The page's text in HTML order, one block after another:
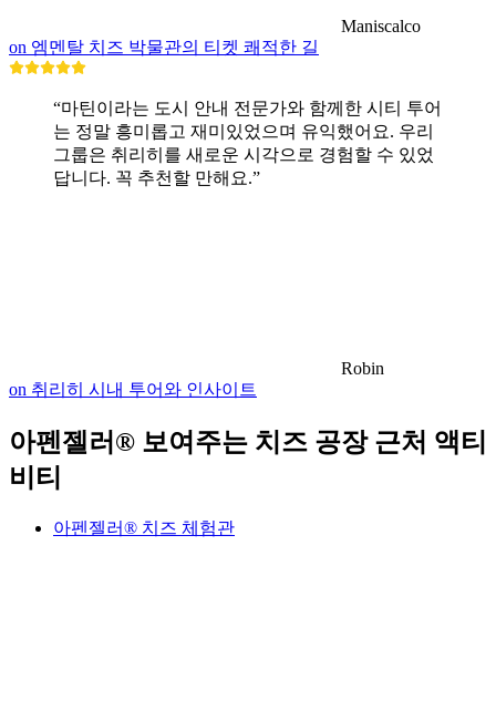
Maniscalco
on 엠멘탈 치즈 박물관의 티켓 쾌적한 길
“마틴이라는 도시 안내 전문가와 함께한 시티 투어
는 정말 흥미롭고 재미있었으며 유익했어요. 우리
그룹은 취리히를 새로운 시각으로 경험할 수 있었
답니다. 꼭 추천할 만해요.”
Robin
on 취리히 시내 투어와 인사이트
아펜젤러® 보여주는 치즈 공장 근처 액티
비티
아펜젤러® 치즈 체험관